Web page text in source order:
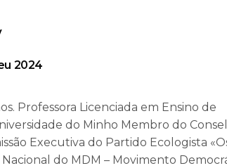
2024
Professora Licenciada em Ensino de
do Minho Membro do
Executiva do Partido Ecologista
do MDM – Movimento